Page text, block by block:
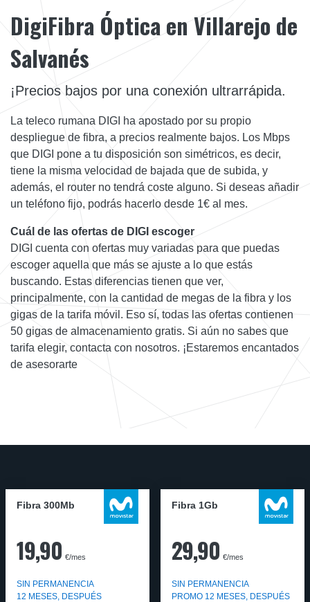
DigiFibra Óptica en Villarejo de
Salvanés
¡Precios bajos por una conexión ultrarrápida.
La teleco rumana DIGI ha apostado por su propio
despliegue de fibra, a precios realmente bajos. Los Mbps
que DIGI pone a tu disposición son simétricos, es decir,
tiene la misma velocidad de bajada que de subida, y
además, el router no tendrá coste alguno. Si deseas añadir
un teléfono fijo, podrás hacerlo desde 1€ al mes.
Cuál de las ofertas de DIGI escoger
DIGI cuenta con ofertas muy variadas para que puedas
escoger aquella que más se ajuste a lo que estás
buscando. Estas diferencias tienen que ver,
principalmente, con la cantidad de megas de la fibra y los
gigas de la tarifa móvil. Eso sí, todas las ofertas contienen
50 gigas de almacenamiento gratis. Si aún no sabes que
tarifa elegir, contacta con nosotros. ¡Estaremos encantados
de asesorarte
Fibra 300Mb
19,90 €/mes
SIN PERMANENCIA
12 MESES, DESPUÉS
Fibra 1Gb
29,90 €/mes
SIN PERMANENCIA
PROMO 12 MESES, DESPUÉS